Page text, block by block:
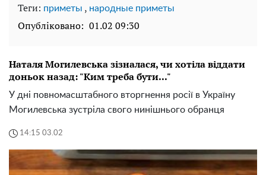
Теги: приметы , народные приметы
Опубліковано: 01.02 09:30
Наталя Могилевська зізналася, чи хотіла віддати
доньок назад: "Ким треба бути..."
У дні повномасштабного вторгнення росії в Україну
Могилевська зустріла свого нинішнього обранця
14:15 03.02